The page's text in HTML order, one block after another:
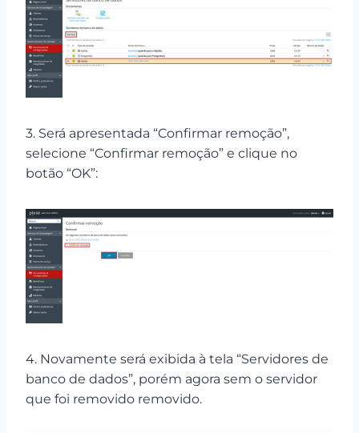
3. Será apresentada “Confirmar remoção”,
selecione “Confirmar remoção” e clique no
botão “OK”:
4. Novamente será exibida à tela “Servidores de
banco de dados”, porém agora sem o servidor
que foi removido removido.